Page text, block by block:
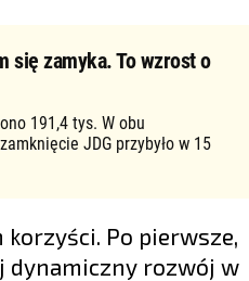
się zamyka. To wzrost o
191,4 tys. W obu
JDG przybyło w 15
Po pierwsze,
dynamiczny rozwój w